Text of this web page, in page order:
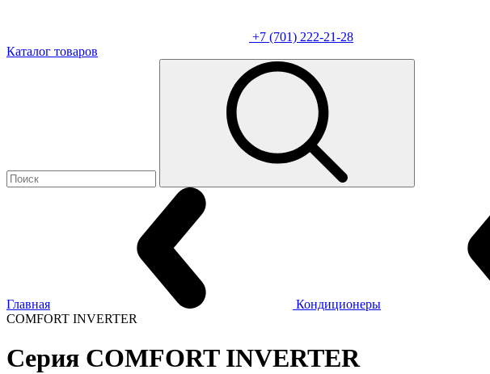
+7 (701) 222-21-28
Каталог товаров
Главная Кондиционеры
COMFORT INVERTER
Серия COMFORT INVERTER